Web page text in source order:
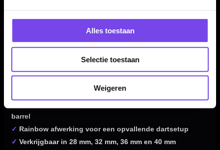
Alles toestaan
Selectie toestaan
Weigeren
✓
✓ Niet geschikt als normale press-fit dartpunten
Spiro gripprofiel met subtiele spiraalvormige structuur
barrel
✓ Rainbow afwerking voor een opvallende dartsetup
✓ Verkrijgbaar in 28 mm, 32 mm, 36 mm en 40 mm